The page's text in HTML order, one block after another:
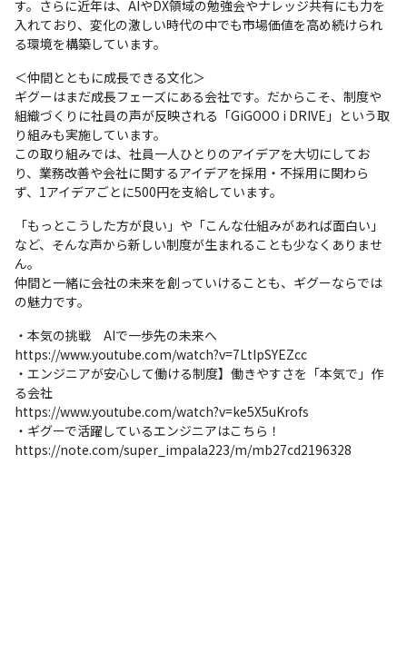
す。さらに近年は、AIやDX領域の勉強会やナレッジ共有にも力を
入れており、変化の激しい時代の中でも市場価値を高め続けられ
る環境を構築しています。
＜仲間とともに成長できる文化＞
ギグーはまだ成長フェーズにある会社です。だからこそ、制度や
組織づくりに社員の声が反映される「GiGOOO i DRIVE」という取
り組みも実施しています。
この取り組みでは、社員一人ひとりのアイデアを大切にしてお
り、業務改善や会社に関するアイデアを採用・不採用に関わら
ず、1アイデアごとに500円を支給しています。
「もっとこうした方が良い」や「こんな仕組みがあれば面白い」
など、そんな声から新しい制度が生まれることも少なくありませ
ん。
仲間と一緒に会社の未来を創っていけることも、ギグーならでは
の魅力です。
・本気の挑戦　AIで一歩先の未来へ
https://www.youtube.com/watch?v=7LtIpSYEZcc
・エンジニアが安心して働ける制度】働きやすさを「本気で」作
る会社
https://www.youtube.com/watch?v=ke5X5uKrofs
・ギグーで活躍しているエンジニアはこちら！
https://note.com/super_impala223/m/mb27cd2196328